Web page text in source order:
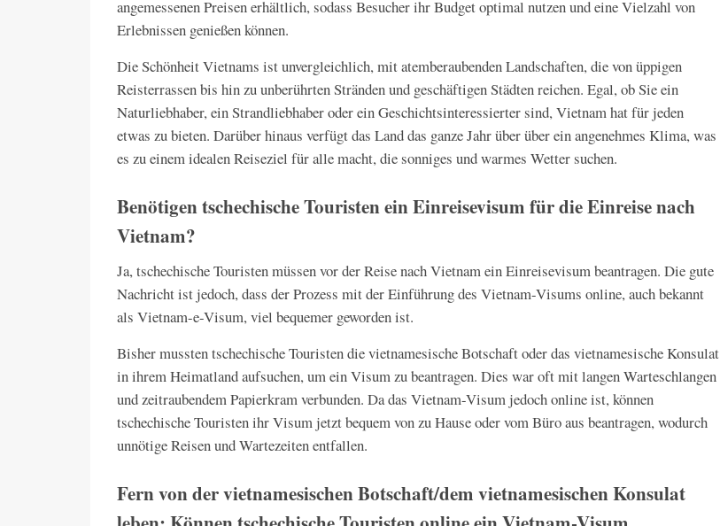
angemessenen Preisen erhältlich, sodass Besucher ihr Budget optimal nutzen und eine Vielzahl von
Erlebnissen genießen können.
Die Schönheit Vietnams ist unvergleichlich, mit atemberaubenden Landschaften, die von üppigen
Reisterrassen bis hin zu unberührten Stränden und geschäftigen Städten reichen. Egal, ob Sie ein
Naturliebhaber, ein Strandliebhaber oder ein Geschichtsinteressierter sind, Vietnam hat für jeden
etwas zu bieten. Darüber hinaus verfügt das Land das ganze Jahr über über ein angenehmes Klima, was
es zu einem idealen Reiseziel für alle macht, die sonniges und warmes Wetter suchen.
Benötigen tschechische Touristen ein Einreisevisum für die Einreise nach
Vietnam?
Ja, tschechische Touristen müssen vor der Reise nach Vietnam ein Einreisevisum beantragen. Die gute
Nachricht ist jedoch, dass der Prozess mit der Einführung des Vietnam-Visums online, auch bekannt
als Vietnam-e-Visum, viel bequemer geworden ist.
Bisher mussten tschechische Touristen die vietnamesische Botschaft oder das vietnamesische Konsulat
in ihrem Heimatland aufsuchen, um ein Visum zu beantragen. Dies war oft mit langen Warteschlangen
und zeitraubendem Papierkram verbunden. Da das Vietnam-Visum jedoch online ist, können
tschechische Touristen ihr Visum jetzt bequem von zu Hause oder vom Büro aus beantragen, wodurch
unnötige Reisen und Wartezeiten entfallen.
Fern von der vietnamesischen Botschaft/dem vietnamesischen Konsulat